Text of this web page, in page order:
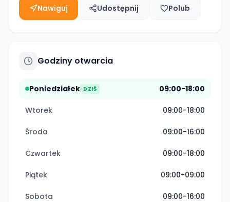
Nawiguj Udostępnij Polub
Godziny otwarcia
Poniedziałek DZIŚ 09:00-18:00
Wtorek 09:00-18:00
Środa 09:00-16:00
Czwartek 09:00-18:00
Piątek 09:00-09:00
Sobota 09:00-16:00